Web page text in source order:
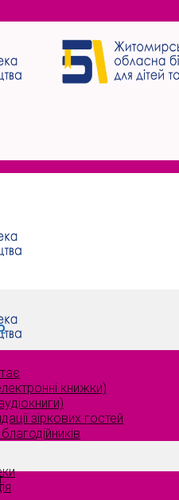
книжки)
зіркових гостей